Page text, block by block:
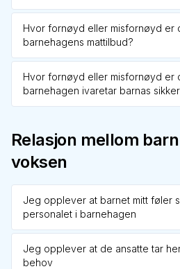
Hvor fornøyd eller misfornøyd er
barnehagens mattilbud?
Hvor fornøyd eller misfornøyd er
barnehagen ivaretar barnas
Relasjon mellom
voksen
Jeg opplever at barnet mitt føler
personalet i barnehagen
Jeg opplever at de ansatte tar
behov